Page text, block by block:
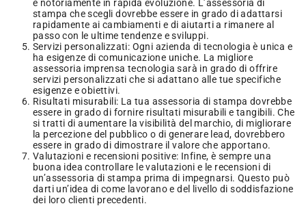
è notoriamente in rapida evoluzione. L’assessoria di
stampa che scegli dovrebbe essere in grado di adattarsi
rapidamente ai cambiamenti e di aiutarti a rimanere al
passo con le ultime tendenze e sviluppi.
Servizi personalizzati: Ogni azienda di tecnologia è unica e
ha esigenze di comunicazione uniche. La migliore
assessoria imprensa tecnologia sarà in grado di offrire
servizi personalizzati che si adattano alle tue specifiche
esigenze e obiettivi.
Risultati misurabili: La tua assessoria di stampa dovrebbe
essere in grado di fornire risultati misurabili e tangibili. Che
si tratti di aumentare la visibilità del marchio, di migliorare
la percezione del pubblico o di generare lead, dovrebbero
essere in grado di dimostrare il valore che apportano.
Valutazioni e recensioni positive: Infine, è sempre una
buona idea controllare le valutazioni e le recensioni di
un’assessoria di stampa prima di impegnarsi. Questo può
darti un’idea di come lavorano e del livello di soddisfazione
dei loro clienti precedenti.